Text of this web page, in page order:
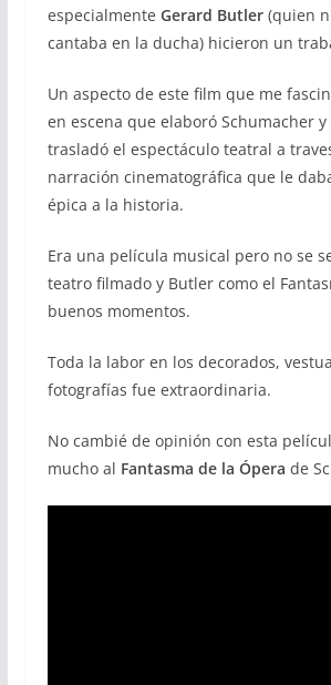
especialmente Gerard Butler(quien
cantaba en la ducha) hicieron un
Un aspecto de este film que me
en escena que elaboró Schumacher
trasladó el espectáculo teatral a
narración cinematográfica que le
épica a la historia.
Era una película musical pero no se
teatro filmado y Butler como el
buenos momentos.
Toda la labor en los decorados,
fotografías fue extraordinaria.
No cambié de opinión con esta
mucho al Fantasma de la Ópera de